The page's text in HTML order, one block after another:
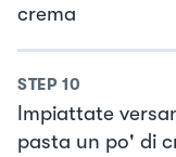
crema
STEP 10
Impiattate
pasta un po' di